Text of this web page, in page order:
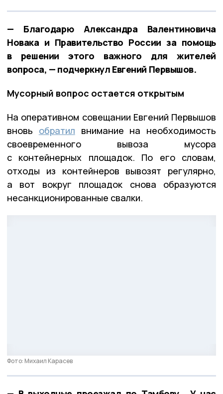
— Благодарю Александра Валентиновича
Новака и Правительство России за помощь
в решении этого важного для жителей
вопроса, — подчеркнул Евгений Первышов.
Мусорный вопрос остается открытым
На оперативном совещании Евгений Первышов
вновь обратил внимание на необходимость
своевременного вывоза мусора
с контейнерных площадок. По его словам,
отходы из контейнеров вывозят регулярно,
а вот вокруг площадок снова образуются
несанкционированные свалки.
Фото: Михаил Карасев